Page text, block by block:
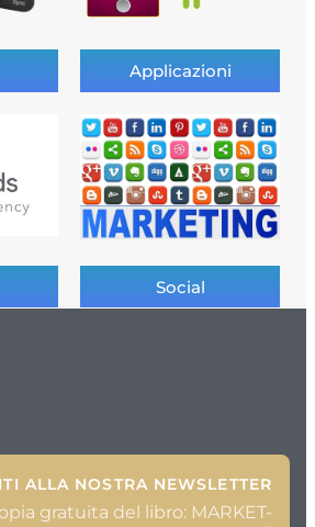
Applicazioni
Social
ALLA NOSTRA NEWSLETTER
gratuita del libro: MARKET-